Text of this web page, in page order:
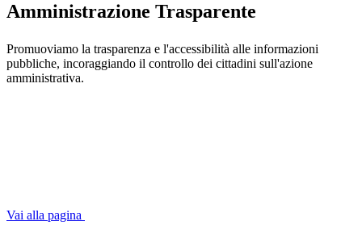
Amministrazione Trasparente
Promuoviamo la trasparenza e l'accessibilità alle informazioni
pubbliche, incoraggiando il controllo dei cittadini sull'azione
amministrativa.
Vai alla pagina